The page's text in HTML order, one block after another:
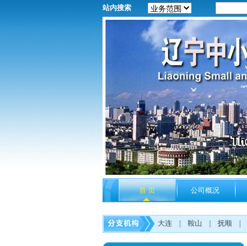
站内搜索
首 页 公司概况
大连 鞍山 抚顺